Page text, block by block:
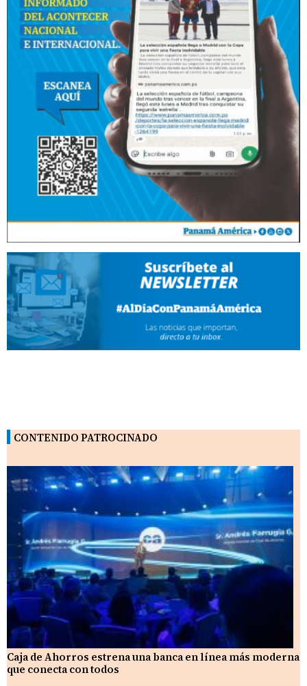
CONTENIDO PATROCINADO
Caja de Ahorros estrena una banca en línea más moderna
que conecta con todos